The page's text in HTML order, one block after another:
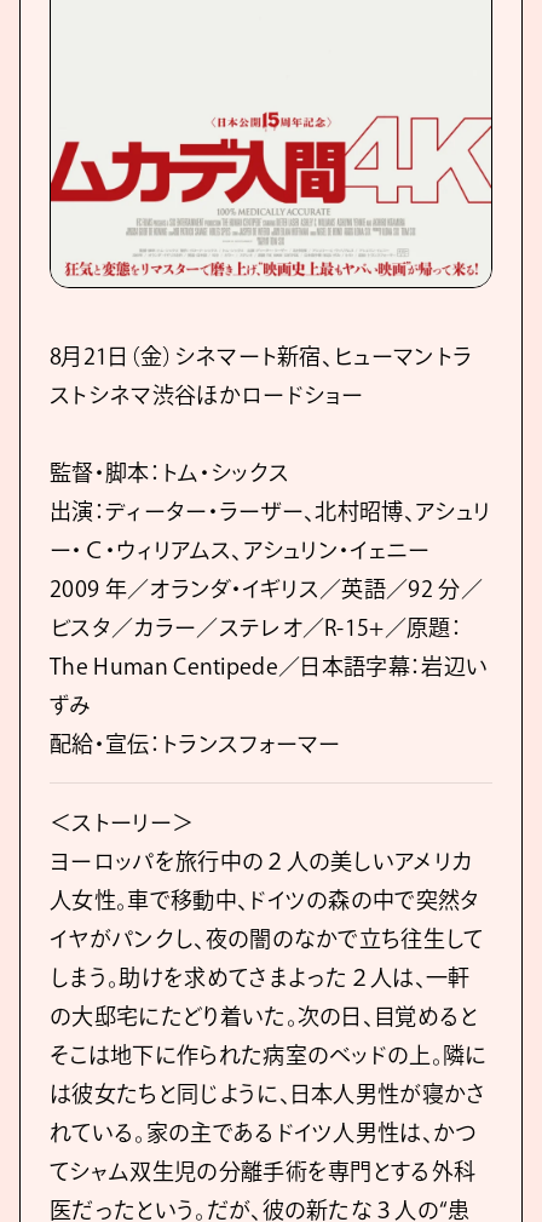
8月21日（金）シネマート新宿、ヒューマントラ
ストシネマ渋谷ほかロードショー
監督・脚本：トム・シックス
出演：ディーター・ラーザー、北村昭博、アシュリ
ー・Ｃ・ウィリアムス、アシュリン・イェニー
2009 年／オランダ・イギリス／英語／92 分／
ビスタ／カラー／ステレオ／R-15+／原題：
The Human Centipede／日本語字幕：岩辺い
ずみ
配給・宣伝：トランスフォーマー
＜ストーリー＞
ヨーロッパを旅行中の２人の美しいアメリカ
人女性。車で移動中、ドイツの森の中で突然タ
イヤがパンクし、夜の闇のなかで立ち往生して
しまう。助けを求めてさまよった２人は、一軒
の大邸宅にたどり着いた。次の日、目覚めると
そこは地下に作られた病室のベッドの上。隣に
は彼女たちと同じように、日本人男性が寝かさ
れている。家の主であるドイツ人男性は、かつ
てシャム双生児の分離手術を専門とする外科
医だったという。だが、彼の新たな３人の“患